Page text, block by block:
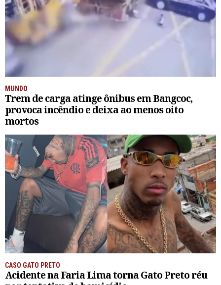
MUNDO
Trem de carga atinge ônibus em Bangcoc,
provoca incêndio e deixa ao menos oito
mortos
CASO GATO PRETO
Acidente na Faria Lima torna Gato Preto réu